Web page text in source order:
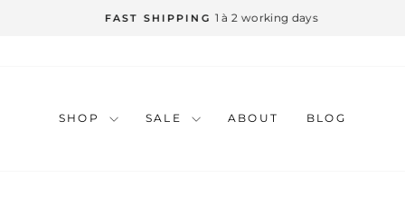
FAST SHIPPING 1 à 2 working days
SHOP SALE ABOUT BLOG